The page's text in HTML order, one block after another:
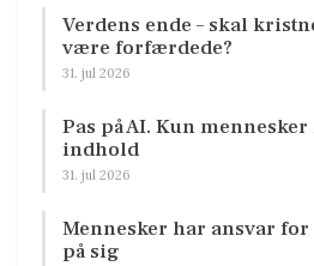
Verdens ende – skal
være forfærdede?
31. jul 2026
Pas på AI. Kun
indhold
31. jul 2026
Mennesker har ansvar for
på sig